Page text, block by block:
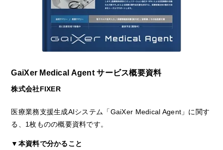
GaiXer Medical Agent サービス概要資料
株式会社FIXER
医療業務支援生成AIシステム「GaiXer Medical Agent」に関す
る、1枚ものの概要資料です。
▼本資料で分かること